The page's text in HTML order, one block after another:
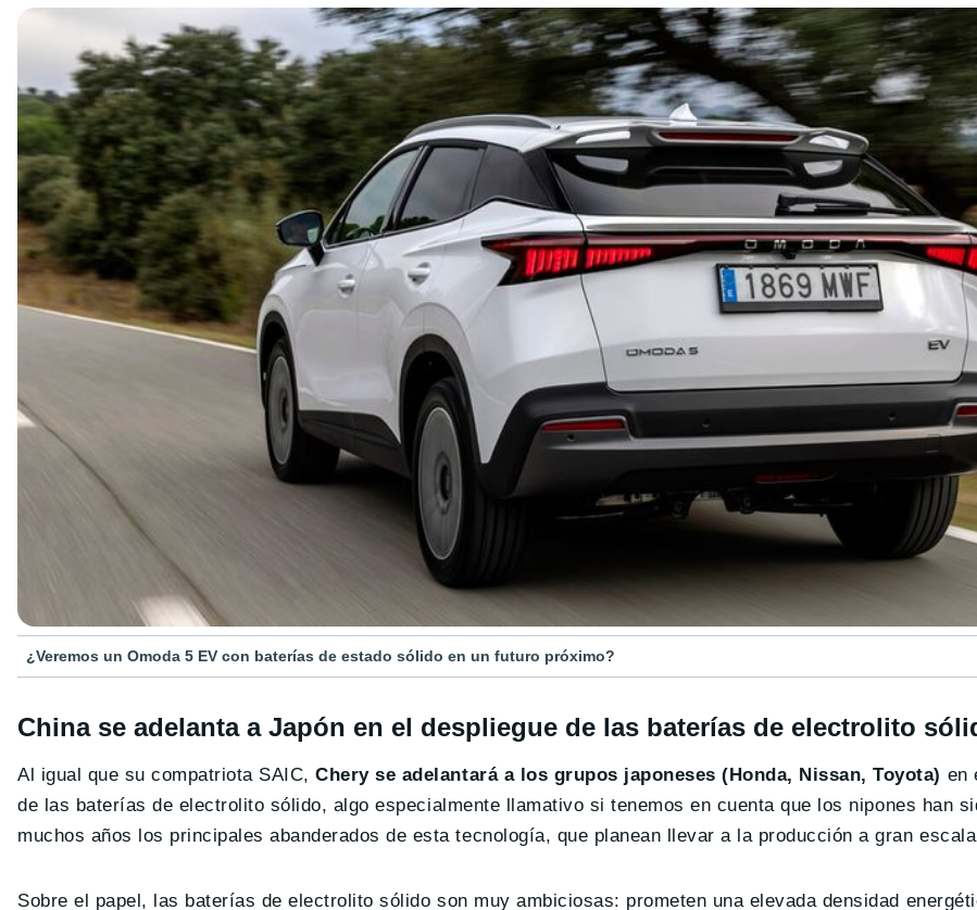
¿Veremos un Omoda 5 EV con baterías de estado sólido en un futuro próximo?
China se adelanta a Japón en el despliegue de las baterías de electrolito
Al igual que su compatriota SAIC,Chery se adelantará a los grupos japoneses (Honda, Nissan, Toyota) en
de las baterías de electrolito sólido, algo especialmente llamativo si tenemos en cuenta que los nipones han
muchos años los principales abanderados de esta tecnología, que planean llevar a la producción a gran
Sobre el papel, las baterías de electrolito sólido son muy ambiciosas: prometen una elevada densidad